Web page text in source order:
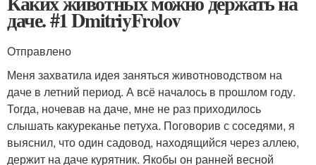
даче. #1 DmitriyFrolov
Отправлено
Меня захватила идея заняться животноводством на
даче в летний период. А всё началось в прошлом году.
Тогда, ночевав на даче, мне не раз приходилось
слышать какуреканье петуха. Поговорив с соседями, я
выяснил, что один садовод, находящийся через аллею,
держит на даче курятник. Якобы он ранней весной